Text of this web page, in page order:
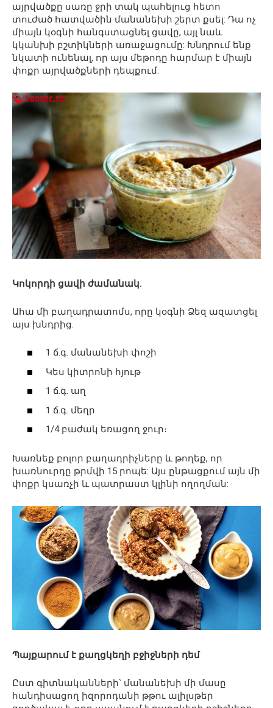
այրվածքը սառը ջրի տակ պահելուց հետո
տուժած հատվածին մանանեխի շերտ քսել: Դա ոչ
միայն կօգնի հանգստացնել ցավը, այլ նաև
կկանխի բշտիկների առաջացումը: Խնդրում ենք
նկատի ունենալ, որ այս մեթոդը հարմար է միայն
փոքր այրվածքների դեպքում:
Կոկորդի ցավի ժամանակ.
Ահա մի բաղադրատոմս, որը կօգնի Ձեզ ազատցել
այս խնդրից.
1 ճ.գ. մանանեխի փոշի
Կես կիտրոնի հյութ
1 ճ.գ. աղ
1 ճ.գ. մեղր
1/4 բաժակ եռացող ջուր։
Խառնեք բոլոր բաղադրիչները և թողեք, որ
խառնուրդը թրմվի 15 րոպե: Այս ընթացքում այն ​​մի
փոքր կսառչի և պատրաստ կլինի ողողման:
Պայքարում է քաղցկեղի բջիջների դեմ
Ըստ գիտնականների՝ մանանեխի մի մասը
հանդիսացող իզորոդանի թթու ալիլսթեր